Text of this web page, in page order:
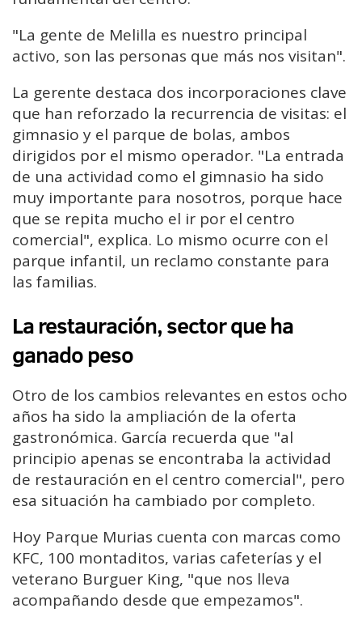
"La gente de Melilla es nuestro principal
activo, son las personas que más nos visitan".
La gerente destaca dos incorporaciones clave
que han reforzado la recurrencia de visitas: el
gimnasio y el parque de bolas, ambos
dirigidos por el mismo operador. "La entrada
de una actividad como el gimnasio ha sido
muy importante para nosotros, porque hace
que se repita mucho el ir por el centro
comercial", explica. Lo mismo ocurre con el
parque infantil, un reclamo constante para
las familias.
La restauración, sector que ha
ganado peso
Otro de los cambios relevantes en estos ocho
años ha sido la ampliación de la oferta
gastronómica. García recuerda que "al
principio apenas se encontraba la actividad
de restauración en el centro comercial", pero
esa situación ha cambiado por completo.
Hoy Parque Murias cuenta con marcas como
KFC, 100 montaditos, varias cafeterías y el
veterano Burguer King, "que nos lleva
acompañando desde que empezamos".